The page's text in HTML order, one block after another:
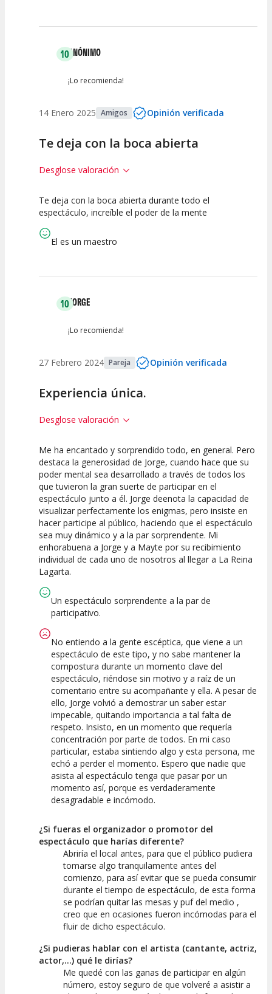
10ANÓNIMO
¡Lo recomienda!
14 Enero 2025 Amigos Opinión verificada
Te deja con la boca abierta
Desglose valoración
10
Espectáculo
10 10
Te deja con la boca abierta durante todo el
espectáculo, increíble el poder de la mente
El es un maestro
10JORGE
¡Lo recomienda!
27 Febrero 2024 Pareja Opinión verificada
Experiencia única.
Desglose valoración
10
Calidad del
Espectáculo
10
Puesta en
Escena
10
Interpretación
artística
Me ha encantado y sorprendido todo, en general. Pero
destaca la generosidad de Jorge, cuando hace que su
poder mental sea desarrollado a través de todos los
que tuvieron la gran suerte de participar en el
espectáculo junto a él. Jorge deenota la capacidad de
visualizar perfectamente los enigmas, pero insiste en
hacer participe al público, haciendo que el espectáculo
sea muy dinámico y a la par sorprendente. Mi
enhorabuena a Jorge y a Mayte por su recibimiento
individual de cada uno de nosotros al llegar a La Reina
Lagarta.
Un espectáculo sorprendente a la par de
participativo.
No entiendo a la gente escéptica, que viene a un
espectáculo de este tipo, y no sabe mantener la
compostura durante un momento clave del
espectáculo, riéndose sin motivo y a raíz de un
comentario entre su acompañante y ella. A pesar de
ello, Jorge volvió a demostrar un saber estar
impecable, quitando importancia a tal falta de
respeto. Insisto, en un momento que requería
concentración por parte de todos. En mi caso
particular, estaba sintiendo algo y esta persona, me
echó a perder el momento. Espero que nadie que
asista al espectáculo tenga que pasar por un
momento así, porque es verdaderamente
desagradable e incómodo.
¿Si fueras el organizador o promotor del
espectáculo que harías diferente?
Abriría el local antes, para que el público pudiera
tomarse algo tranquilamente antes del
comienzo, para así evitar que se pueda consumir
durante el tiempo de espectáculo, de esta forma
se podrían quitar las mesas y puf del medio ,
creo que en ocasiones fueron incómodas para el
fluir de dicho espectáculo.
¿Si pudieras hablar con el artista (cantante, actriz,
actor,...) qué le dirías?
Me quedé con las ganas de participar en algún
número, estoy seguro de que volveré a asistir a